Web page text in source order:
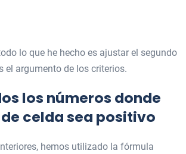
lo que he hecho es ajustar el segundo
el argumento de los criterios.
los números donde
celda sea positivo
hemos utilizado la fórmula